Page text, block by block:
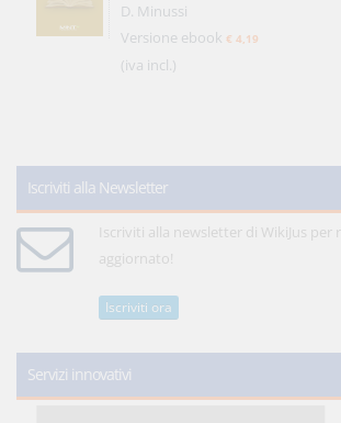
D. Minussi
Versione ebook € 4,19
(iva incl.)
Iscriviti alla Newsletter
Iscriviti alla newsletter di WikiJus per
aggiornato!
Iscriviti ora
Servizi innovativi